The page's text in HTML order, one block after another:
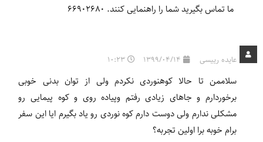
ما تماس بگیرید شما را راهنمایی کنند. 66902680
عایده رییسی 1399/04/14
10:23
سلاممن تا حالا کوهنوردی نکردم ولی از توان بدنی خوبی
برخوردارم و جاهای زیادی رفتم و‌پیاده روی و کوه پیمایی رو
مشکلی ندارم ولی دوست دارم کوه نوردی رو یاد بگیرم ایا این سفر
برام خوبه برا اولین تجربه؟